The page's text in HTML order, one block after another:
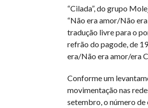
“Cilada”, do grupo
“Não era amor/Não
tradução livre para o
refrão do pagode, de
era/Não era amor/era
Conforme um
movimentação nas
setembro, o número